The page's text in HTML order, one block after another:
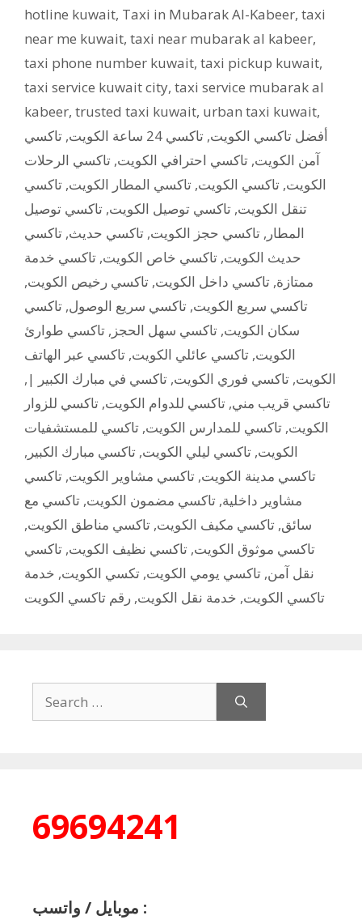
hotline kuwait, Taxi in Mubarak Al-Kabeer, taxi
near me kuwait, taxi near mubarak al kabeer,
taxi phone number kuwait, taxi pickup kuwait,
taxi service kuwait city, taxi service mubarak al
kabeer, trusted taxi kuwait, urban taxi kuwait,
أفضل تاكسي الكويت, تاكسي 24 ساعة الكويت , تاكسي
آمن الكويت, تاكسي احترافي الكويت, تاكسي الرحلات
الكويت, تاكسي الكويت, تاكسي المطار الكويت, تاكسي
تنقل الكويت, تاكسي توصيل الكويت, تاكسي توصيل
المطار , تاكسي حجز الكويت, تاكسي حديث, تاكسي
حديث الكويت, تاكسي خاص الكويت, تاكسي خدمة
ممتازة, تاكسي داخل الكويت, تاكسي رخيص الكويت,
تاكسي سريع الكويت, تاكسي سريع الوصول, تاكسي
سكان الكويت, تاكسي سهل الحجز , تاكسي طوارئ
الكويت, تاكسي عائلي الكويت, تاكسي عبر الهاتف
الكويت, تاكسي فوري الكويت, تاكسي في مبارك الكبير |,
تاكسي قريب مني, تاكسي للدوام الكويت, تاكسي للزوار
الكويت, تاكسي للمدارس الكويت, تاكسي للمستشفيات
الكويت, تاكسي ليلي الكويت, تاكسي مبارك الكبير ,
تاكسي مدينة الكويت, تاكسي مشاوير الكويت, تاكسي
مشاوير داخلية, تاكسي مضمون الكويت, تاكسي مع
سائق, تاكسي مكيف الكويت, تاكسي مناطق الكويت,
تاكسي موثوق الكويت, تاكسي نظيف الكويت, تاكسي
نقل آمن, تاكسي يومي الكويت, تكسي الكويت, خدمة
تاكسي الكويت, خدمة نقل الكويت, رقم تاكسي الكويت
for:
69694241
موبايل / واتسب :